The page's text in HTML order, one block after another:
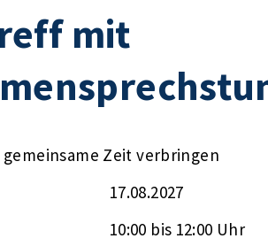
mit
Zeit verbringen
17.08.2027
10:00 bis 12:00 Uhr